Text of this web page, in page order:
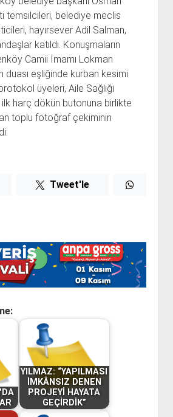
temsilcileri, belediye meclis
hayırsever Adil Salman,
katıldı. Konuşmaların
Camii İmamı Lokman
duası eşliğinde kurban kesimi
üyeleri, Aile Sağlığı
ilk harç dökün butonuna birlikte
toplu fotoğraf çekiminin
Tweet'le
YILMAZ: “YAPILMASI
İMKÂNSIZ DENEN
PROJEYİ HAYATA
GEÇİRDİK”